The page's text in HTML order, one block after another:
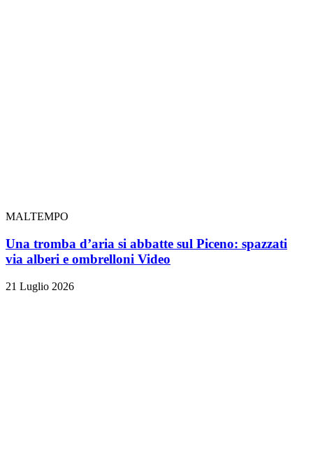
MALTEMPO
Una tromba d’aria si abbatte sul Piceno: spazzati
via alberi e ombrelloni Video
21 Luglio 2026